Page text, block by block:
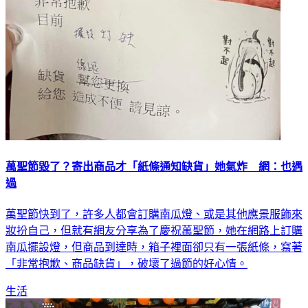
萬聖節毀了？寄出商品才「紙條通知缺貨」她氣炸 網：也遇
過
萬聖節快到了，許多人都會訂購南瓜燈、或是其他應景服飾來
妝扮自己，但就有網友分享為了慶祝萬聖節，她在網路上訂購
南瓜擺設燈，但商品到達時，箱子裡面卻只有一張紙條，寫著
「非常抱歉、商品缺貨」，破壞了過節的好心情。
生活